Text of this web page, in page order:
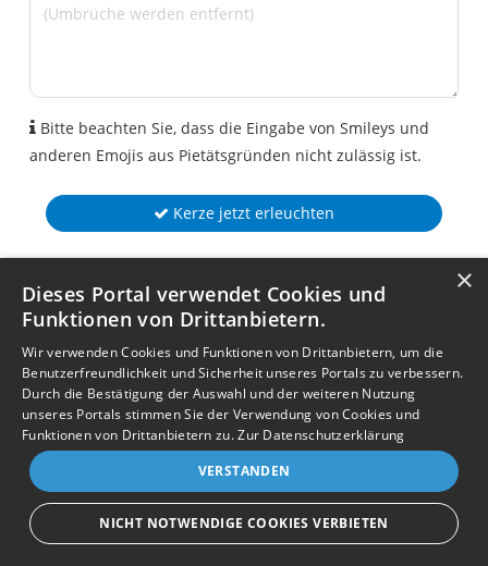
Bitte beachten Sie, dass die Eingabe von Smileys und
anderen Emojis aus Pietätsgründen nicht zulässig ist.
Kerze jetzt erleuchten
×
Dieses Portal verwendet Cookies und
Funktionen von Drittanbietern.
Wir verwenden Cookies und Funktionen von Drittanbietern, um die
Benutzerfreundlichkeit und Sicherheit unseres Portals zu verbessern.
Durch die Bestätigung der Auswahl und der weiteren Nutzung
unseres Portals stimmen Sie der Verwendung von Cookies und
Funktionen von Drittanbietern zu.Zur Datenschutzerklärung
VERSTANDEN
NICHT NOTWENDIGE COOKIES VERBIETEN